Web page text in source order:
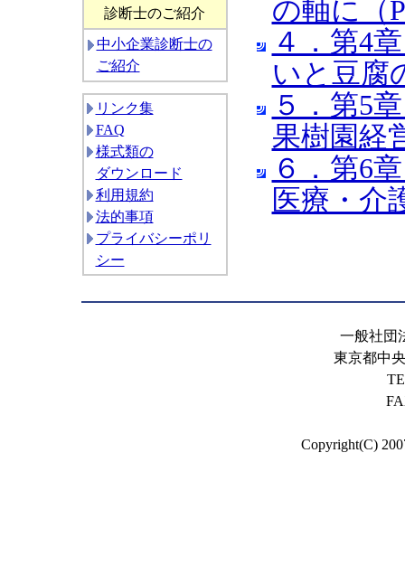
診断士のご紹介
中小企業診断士の
ご紹介
リンク集
FAQ
様式類の
ダウンロード
利用規約
法的事項
プライバシーポリ
シー
の軸に（
４．第4
いと豆腐
５．第5
果樹園経
６．第6
医療・介
一般社団
東京都中
Copyright(C)